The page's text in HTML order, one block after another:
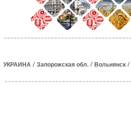
УКРАИНА / Запорожская обл. / Вольнянск /